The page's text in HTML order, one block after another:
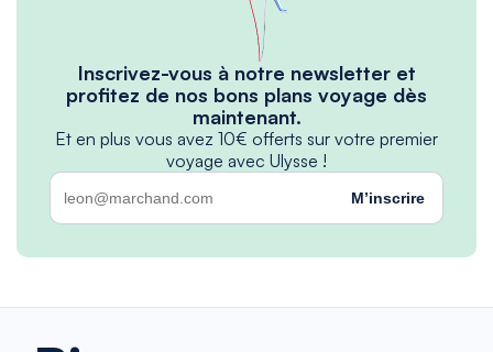
Inscrivez-vous à notre newsletter et
profitez de nos bons plans voyage dès
maintenant.
Et en plus vous avez 10€ offerts sur votre premier
voyage avec Ulysse !
M’inscrire